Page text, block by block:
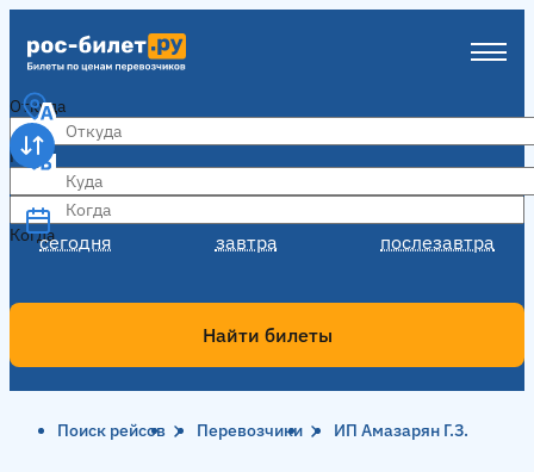
Откуда
Куда
Когда
сегодня завтра послезавтра
Когда
Найти билеты
Поиск рейсов Перевозчики ИП Амазарян Г.З.
Перевозчик "ИП Амазарян Г.З."